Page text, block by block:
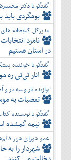
گفتگو با دکتر
بومگردی باید
مدیرکل کتابخانه
نامزد
در استان هستیم
گفتگو با خواننده
انار تی‌تی ره
نوازنده تار و سه تار و
تعصبات به
گفتگو با نویسنده کتاب 500روز با
نیمه گمشده
عضو شورای شهر
شهردار را به